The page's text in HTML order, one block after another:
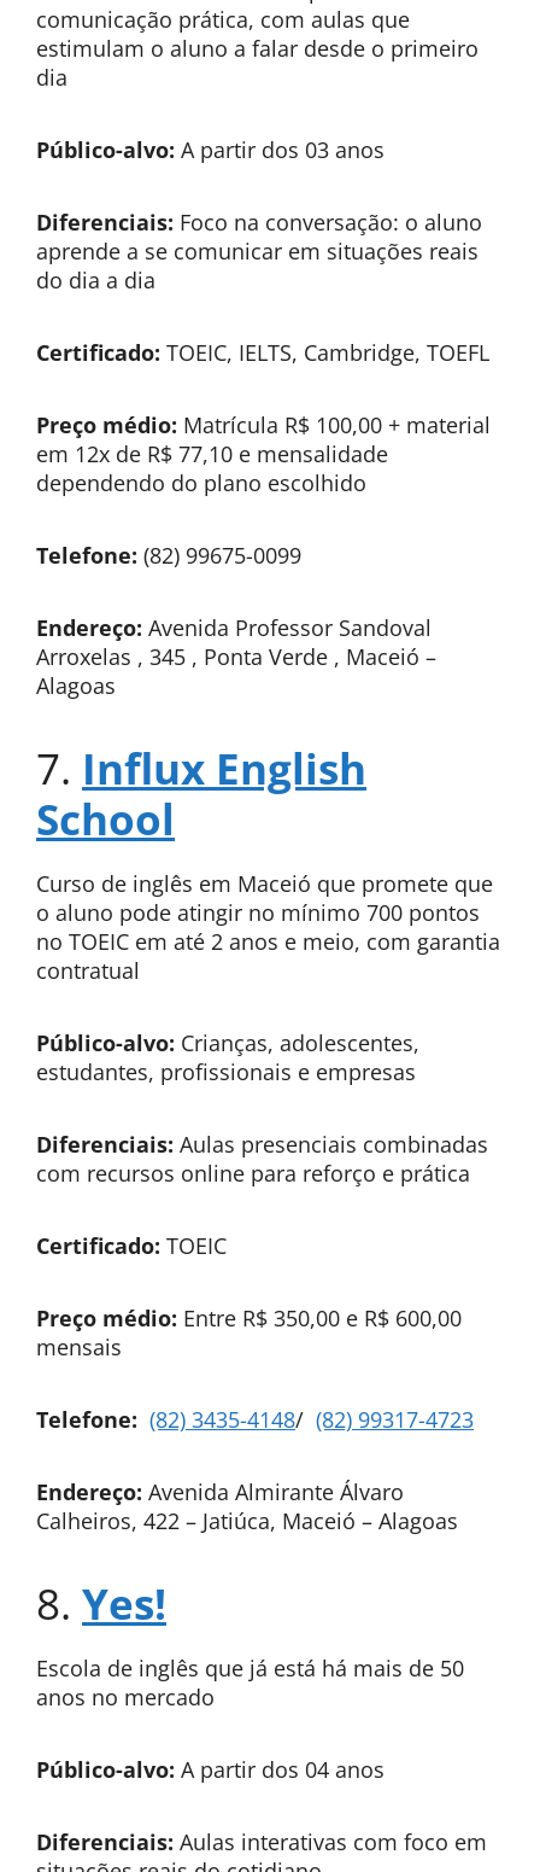
comunicação prática, com aulas que
estimulam o aluno a falar desde o primeiro
dia
Público-alvo: A partir dos 03 anos
Diferenciais: Foco na conversação: o aluno
aprende a se comunicar em situações reais
do dia a dia
Certificado: TOEIC, IELTS, Cambridge, TOEFL
Preço médio: Matrícula R$ 100,00 + material
em 12x de R$ 77,10 e mensalidade
dependendo do plano escolhido
Telefone: (82) 99675-0099
Endereço: Avenida Professor Sandoval
Arroxelas , 345 , Ponta Verde , Maceió –
Alagoas
7. Influx English
School
Curso de inglês em Maceió que promete que
o aluno pode atingir no mínimo 700 pontos
no TOEIC em até 2 anos e meio, com garantia
contratual
Público-alvo: Crianças, adolescentes,
estudantes, profissionais e empresas
Diferenciais: Aulas presenciais combinadas
com recursos online para reforço e prática
Certificado: TOEIC
Preço médio: Entre R$ 350,00 e R$ 600,00
mensais
Telefone: (82) 3435-4148/ (82) 99317-4723
Endereço: Avenida Almirante Álvaro
Calheiros, 422 – Jatiúca, Maceió – Alagoas
8. Yes!
Escola de inglês que já está há mais de 50
anos no mercado
Público-alvo: A partir dos 04 anos
Diferenciais: Aulas interativas com foco em